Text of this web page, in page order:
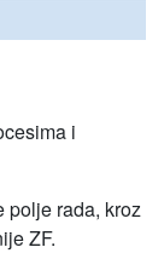
i
polje rada, kroz
ZF.